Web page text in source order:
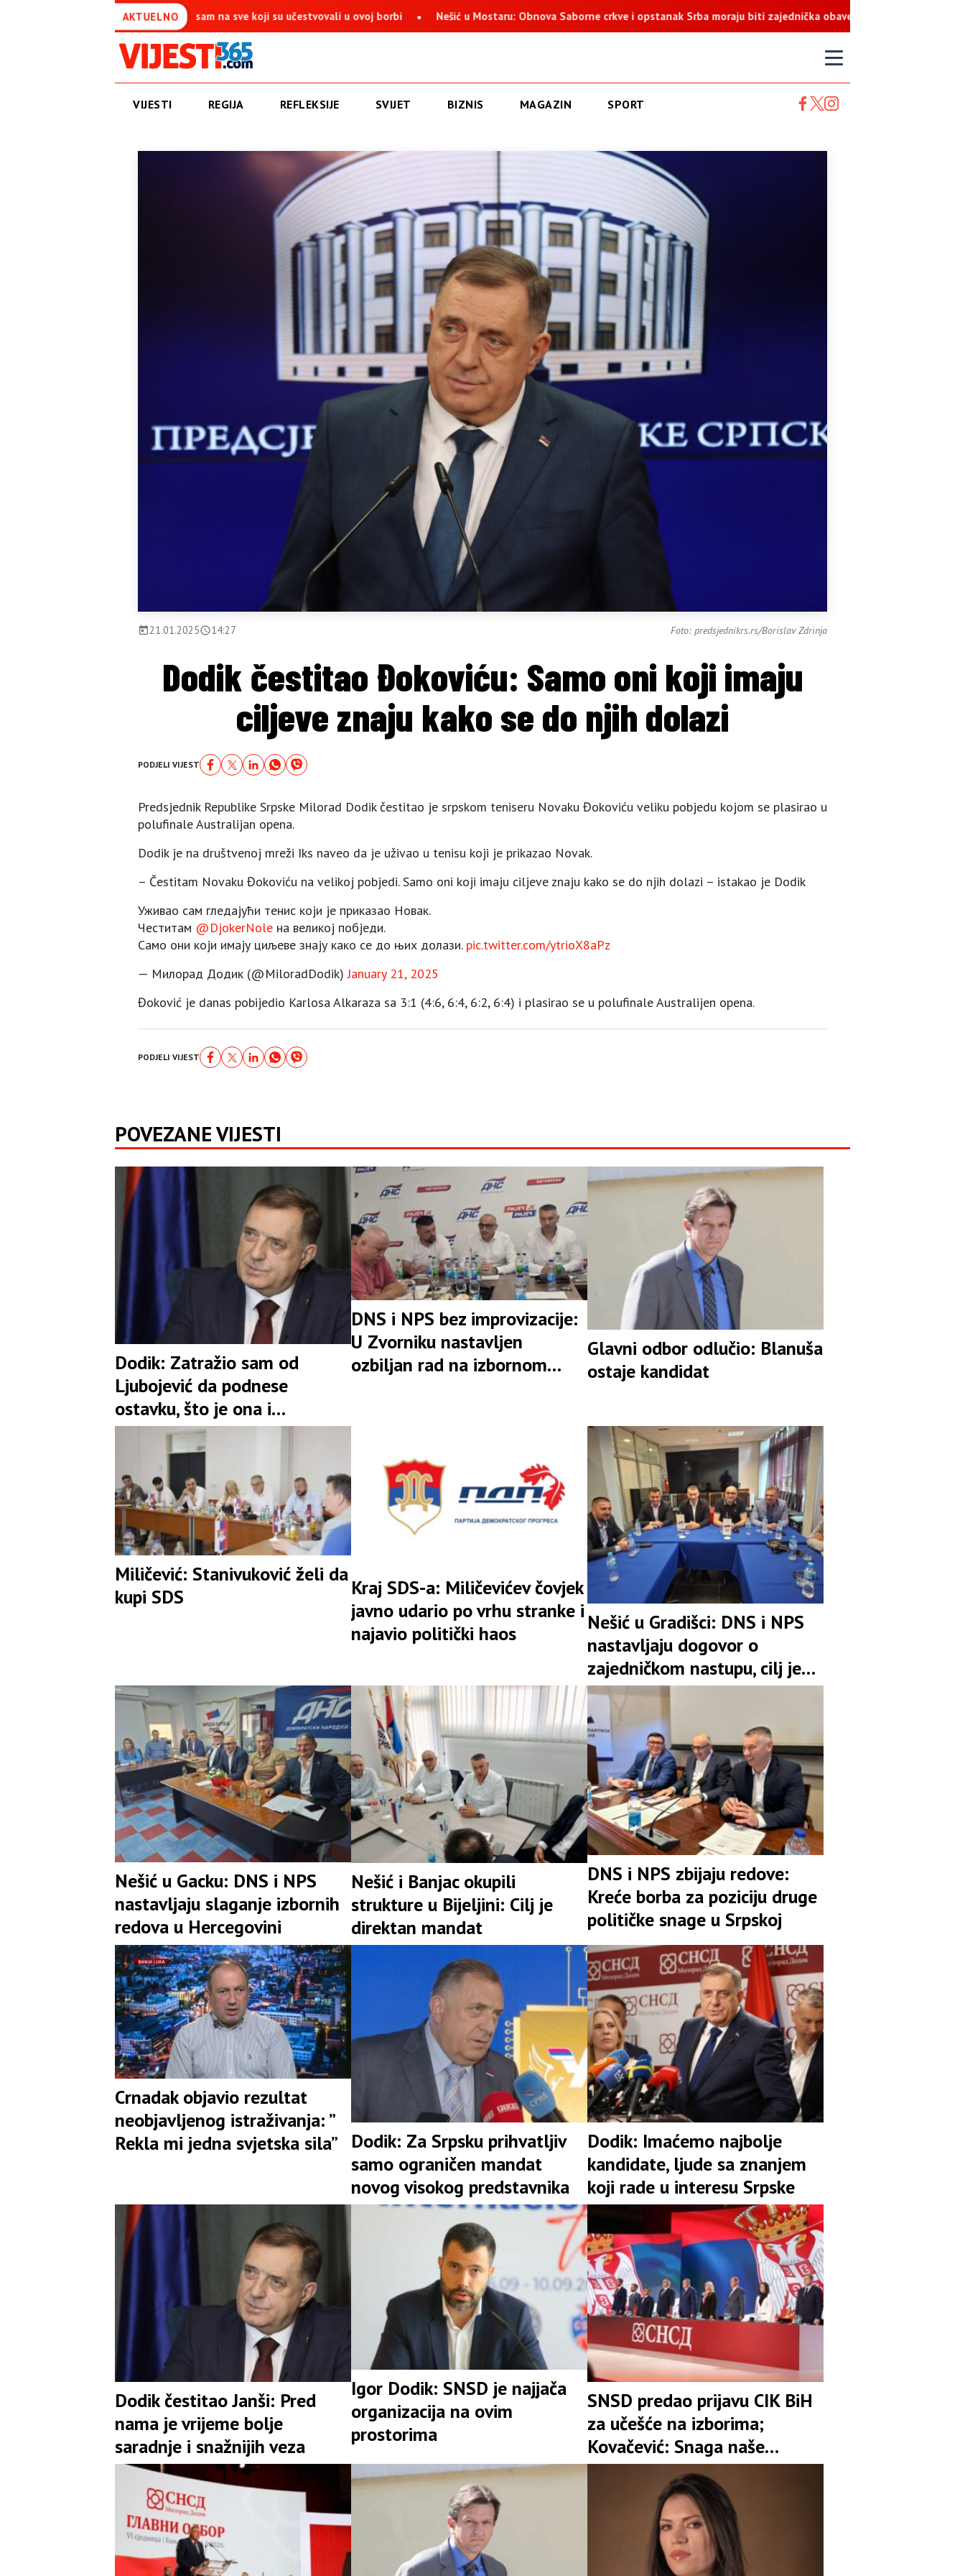
AKTUELNO
simbol pobjede – Ponosan sam na sve koji su učestvovali u ovoj borbi Nešić u Mostaru: Obnova Saborne crkve i opstanak Srba moraju biti zajednička obaveza
VIJESTI REGIJA REFLEKSIJE SVIJET BIZNIS MAGAZIN SPORT
21.01.2025 14:27 Foto: predsjednikrs.rs/Borislav Zdrinja
Dodik čestitao Đokoviću: Samo oni koji imaju
ciljeve znaju kako se do njih dolazi
PODJELI VIJEST
Predsjednik Republike Srpske Milorad Dodik čestitao je srpskom teniseru Novaku Đokoviću veliku pobjedu kojom se plasirao u
polufinale Australijan opena.
Dodik je na društvenoj mreži Iks naveo da je uživao u tenisu koji je prikazao Novak.
– Čestitam Novaku Đokoviću na velikoj pobjedi. Samo oni koji imaju ciljeve znaju kako se do njih dolazi – istakao je Dodik
Уживао сам гледајући тенис који је приказао Новак.
Честитам @DjokerNole на великој побједи.
Само они који имају циљеве знају како се до њих долази. pic.twitter.com/ytrioX8aPz
— Милорад Додик (@MiloradDodik)January 21, 2025
Đoković je danas pobijedio Karlosa Alkaraza sa 3:1 (4:6, 6:4, 6:2, 6:4) i plasirao se u polufinale Australijen opena.
PODJELI VIJEST
POVEZANE VIJESTI
Dodik: Zatražio sam od
Ljubojević da podnese
ostavku, što je ona i
prihvatila
DNS i NPS bez improvizacije:
U Zvorniku nastavljen
ozbiljan rad na izbornom
Glavni odbor odlučio: Blanuša
ostaje kandidat
Miličević: Stanivuković želi da
kupi SDS
Kraj SDS-a: Miličevićev čovjek
javno udario po vrhu stranke i
najavio politički haos
Nešić u Gradišci: DNS i NPS
nastavljaju dogovor o
zajedničkom nastupu, cilj je
snažna pozicija u koaliciji
Nešić u Gacku: DNS i NPS
nastavljaju slaganje izbornih
redova u Hercegovini
Nešić i Banjac okupili
strukture u Bijeljini: Cilj je
direktan mandat
DNS i NPS zbijaju redove:
Kreće borba za poziciju druge
političke snage u Srpskoj
Crnadak objavio rezultat
neobjavljenog istraživanja: ”
Rekla mi jedna svjetska sila”
Dodik: Za Srpsku prihvatljiv
samo ograničen mandat
novog visokog predstavnika
Dodik: Imaćemo najbolje
kandidate, ljude sa znanjem
koji rade u interesu Srpske
Dodik čestitao Janši: Pred
nama je vrijeme bolje
saradnje i snažnijih veza
Igor Dodik: SNSD je najjača
organizacija na ovim
prostorima
SNSD predao prijavu CIK BiH
za učešće na izborima;
Kovačević: Snaga naše
stranke je garant stabilnosti